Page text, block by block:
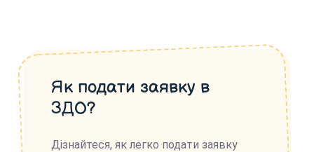
Як подати заявку в
ЗДО?
Дізнайтеся, як легко подати заявку